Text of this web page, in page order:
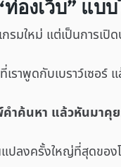
องเว็บ” แบ
รมใหม่ แต่เป็นการเ
าพูดกับเบราว์เซอร์
คำค้นหา แล้วหันมาคุ
ปลงครั้งใหญ่ที่สุดขอ